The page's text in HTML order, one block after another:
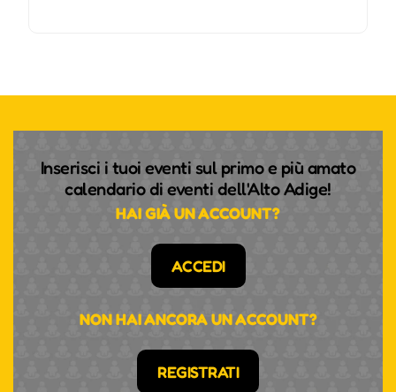
Inserisci i tuoi eventi sul primo e più amato
calendario di eventi dell'Alto Adige!
HAI GIÀ UN ACCOUNT?
ACCEDI
NON HAI ANCORA UN ACCOUNT?
REGISTRATI